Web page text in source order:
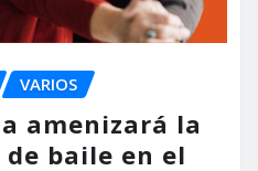
VARIOS
amenizará la
baile en el